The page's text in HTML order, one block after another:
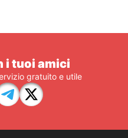
i tuoi amici
gratuito e utile